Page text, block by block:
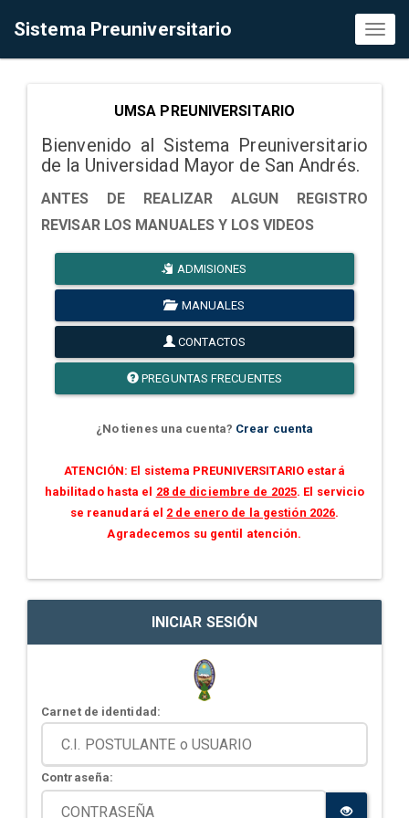
Sistema Preuniversitario
UMSA PREUNIVERSITARIO
Bienvenido al Sistema Preuniversitario
de la Universidad Mayor de San Andrés.
ANTES DE REALIZAR ALGUN REGISTRO
REVISAR LOS MANUALES Y LOS VIDEOS
ADMISIONES
MANUALES
CONTACTOS
PREGUNTAS FRECUENTES
¿No tienes una cuenta? Crear cuenta
ATENCIÓN: El sistema PREUNIVERSITARIO estará
habilitado hasta el 28 de diciembre de 2025. El servicio
se reanudará el 2 de enero de la gestión 2026.
Agradecemos su gentil atención.
INICIAR SESIÓN
Carnet de identidad:
Contraseña: